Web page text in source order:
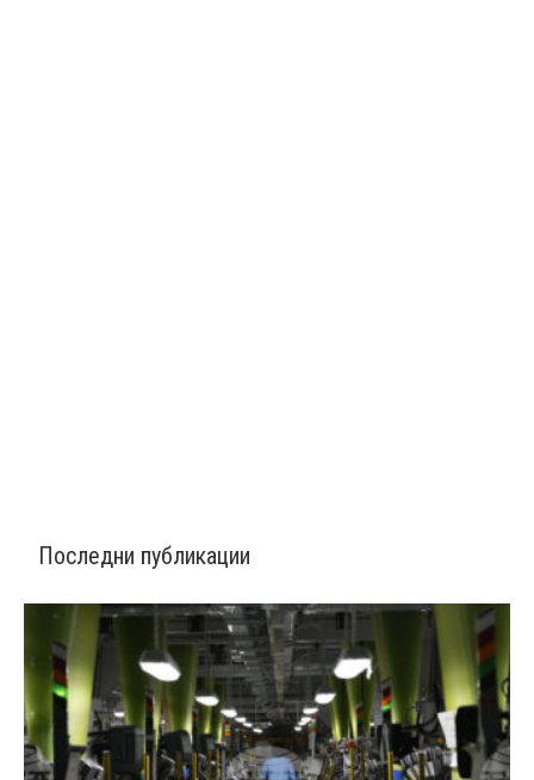
Последни публикации